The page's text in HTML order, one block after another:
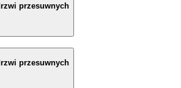
przesuwnych
przesuwnych